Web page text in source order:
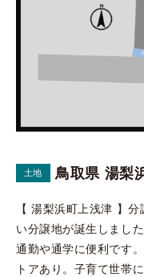
土地 鳥取県 湯梨
【 湯梨浜町上浅津 】
い分譲地が誕生しまし
通勤や通学に便利です
トアあり。子育て世帯